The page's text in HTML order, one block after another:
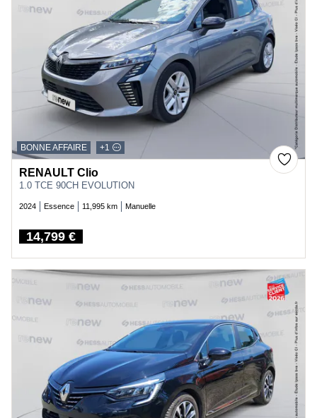
BONNE AFFAIRE +1
RENAULT Clio
1.0 TCE 90CH EVOLUTION
2024 Essence 11,995 km Manuelle
Price
14,799 €